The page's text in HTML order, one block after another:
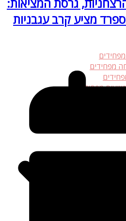
מפחידים
מפחידים
מפחידים
מציע קרב עגבניות